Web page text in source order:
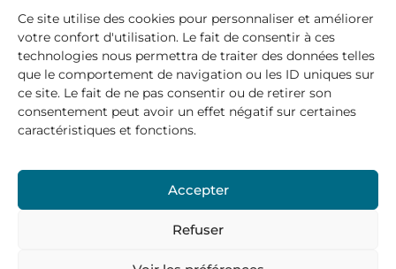
Ce site utilise des cookies pour personnaliser et améliorer
votre confort d'utilisation. Le fait de consentir à ces
technologies nous permettra de traiter des données telles
que le comportement de navigation ou les ID uniques sur
ce site. Le fait de ne pas consentir ou de retirer son
consentement peut avoir un effet négatif sur certaines
caractéristiques et fonctions.
Accepter
Refuser
A propos
Site officiel de la Communauté de Communes
Marche et Combraille en Aquitaine
Horaires d’ouverture :
9:00 – 12:00 / 14:00 – 17:00
Vendredi: 9:00 – 12:00